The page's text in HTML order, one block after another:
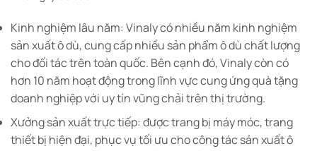
Kinh nghiệm lâu năm: Vinaly có nhiều năm kinh nghiệm
sản xuất ô dù, cung cấp nhiều sản phẩm ô dù chất lượng
cho đối tác trên toàn quốc. Bên cạnh đó, Vinaly còn có
hơn 10 năm hoạt động trong lĩnh vực cung ứng quà tặng
doanh nghiệp với uy tín vũng chải trên thị trường.
Xưởng sản xuất trực tiếp: được trang bị máy móc, trang
thiết bị hiện đại, phục vụ tối ưu cho công tác sản xuất ô